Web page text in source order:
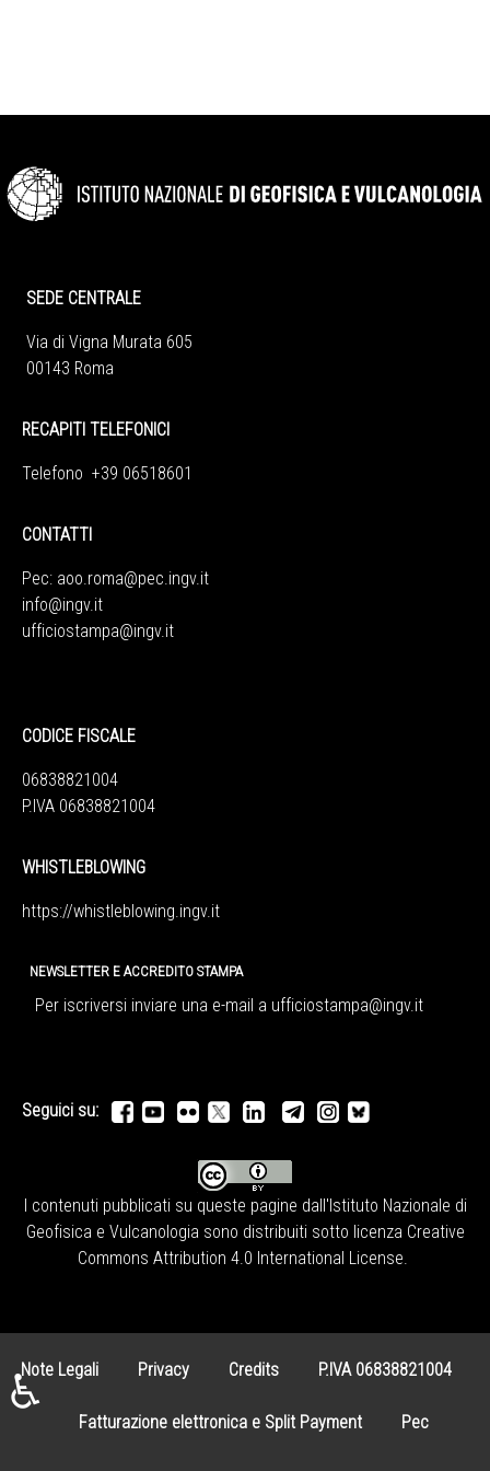
SEDE CENTRALE
Via di Vigna Murata 605
00143 Roma
RECAPITI TELEFONICI
Telefono +39 06518601
CONTATTI
Pec: aoo.roma@pec.ingv.it
info@ingv.it
ufficiostampa@ingv.it
CODICE FISCALE
06838821004
P.IVA 06838821004
WHISTLEBLOWING
https://whistleblowing.ingv.it
NEWSLETTER E ACCREDITO STAMPA
Per iscriversi inviare una e-mail a ufficiostampa@ingv.it
Seguici su:
I contenuti pubblicati su queste pagine dall' Istituto Nazionale di
Geofisica e Vulcanologia sono distribuiti sotto licenza Creative
Commons Attribution 4.0 International License.
Note Legali Privacy Credits P.IVA 06838821004
Fatturazione elettronica e Split Payment Pec